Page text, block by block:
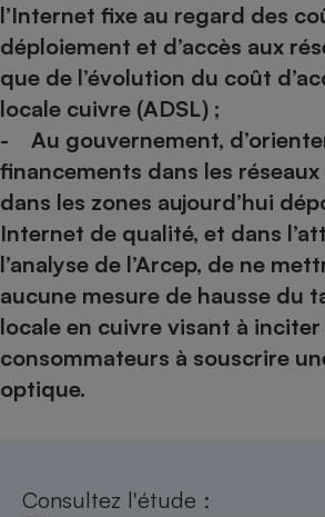
l’Internet fixe au regard des
déploiement et d’accès aux
que de l’évolution du coût
locale cuivre (ADSL) ;
- Au gouvernement,
financements dans les
dans les zones aujourd’hui
Internet de qualité, et dans
l’analyse de l’Arcep, de ne
aucune mesure de hausse du
locale en cuivre visant à inciter
consommateurs à souscrire
optique.
Consultez l'étude :